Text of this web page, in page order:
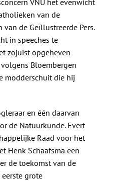
van de
de Geïllustreerde Pers.
in speeches te
zojuist opgeheven
Bloembergen
modderschuit die hij
en één daarvan
de Natuurkunde. Evert
Raad voor het
Henk Schaafsma een
de toekomst van de
grote